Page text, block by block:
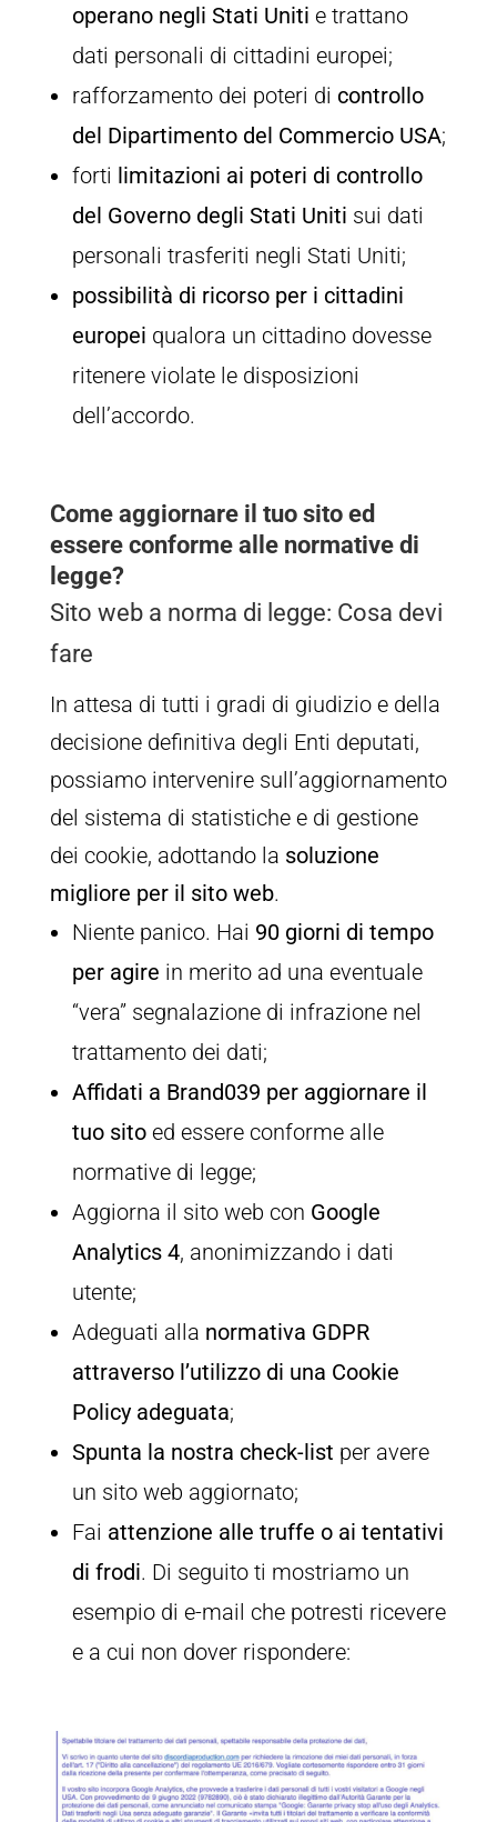
operano negli Stati Uniti e trattano
dati personali di cittadini europei;
rafforzamento dei poteri di controllo
del Dipartimento del Commercio USA;
forti limitazioni ai poteri di controllo
del Governo degli Stati Uniti sui dati
personali trasferiti negli Stati Uniti;
possibilità di ricorso per i cittadini
europei qualora un cittadino dovesse
ritenere violate le disposizioni
dell’accordo.
Come aggiornare il tuo sito ed
essere conforme alle normative di
legge?
Sito web a norma di legge: Cosa devi
fare
In attesa di tutti i gradi di giudizio e della
decisione definitiva degli Enti deputati,
possiamo intervenire sull’aggiornamento
del sistema di statistiche e di gestione
dei cookie, adottando la soluzione
migliore per il sito web.
Niente panico. Hai 90 giorni di tempo
per agire in merito ad una eventuale
“vera” segnalazione di infrazione nel
trattamento dei dati;
Affidati a Brand039 per aggiornare il
tuo sitoed essere conforme alle
normative di legge;
Aggiorna il sito web con Google
Analytics 4, anonimizzando i dati
utente;
Adeguati alla normativa GDPR
attraverso l’utilizzo di una Cookie
Policy adeguata;
Spunta la nostra check-list per avere
un sito web aggiornato;
Fai attenzione alle truffe o ai tentativi
di frodi. Di seguito ti mostriamo un
esempio di e-mail che potresti ricevere
e a cui non dover rispondere: